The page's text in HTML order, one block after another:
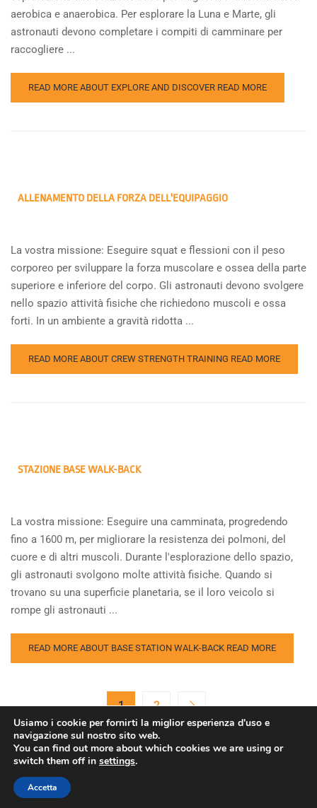
aerobica e anaerobica. Per esplorare la Luna e Marte, gli
astronauti devono completare i compiti di camminare per
raccogliere ...
READ MORE ABOUT EXPLORE AND DISCOVER READ MORE
ALLENAMENTO DELLA FORZA DELL'EQUIPAGGIO
La vostra missione: Eseguire squat e flessioni con il peso
corporeo per sviluppare la forza muscolare e ossea della parte
superiore e inferiore del corpo. Gli astronauti devono svolgere
nello spazio attività fisiche che richiedono muscoli e ossa
forti. In un ambiente a gravità ridotta ...
READ MORE ABOUT CREW STRENGTH TRAINING READ MORE
STAZIONE BASE WALK-BACK
La vostra missione: Eseguire una camminata, progredendo
fino a 1600 m, per migliorare la resistenza dei polmoni, del
cuore e di altri muscoli. Durante l'esplorazione dello spazio,
gli astronauti svolgono molte attività fisiche. Quando si
trovano su una superficie planetaria, se il loro veicolo si
rompe gli astronauti ...
READ MORE ABOUT BASE STATION WALK-BACK READ MORE
1 2
Copyright © Agenzia Spaziale Europea. Tutti i diritti riservati.
Usiamo i cookie per fornirti la miglior esperienza d'uso e
navigazione sul nostro sito web.
You can find out more about which cookies we are using or
switch them off in settings.
Accetta